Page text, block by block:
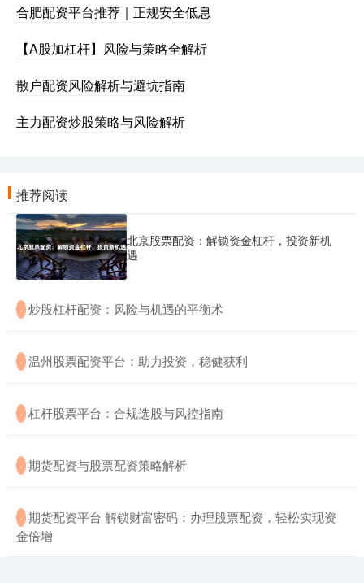
合肥配资平台推荐｜正规安全低息
【A股加杠杆】风险与策略全解析
散户配资风险解析与避坑指南
主力配资炒股策略与风险解析
推荐阅读
北京股票配资：解锁资金杠杆，投资新机
遇
· ​炒股杠杆配资：风险与机遇的平衡术
· ​温州股票配资平台：助力投资，稳健获利
· ​杠杆股票平台：合规选股与风控指南
· ​期货配资与股票配资策略解析
· ​期货配资平台 解锁财富密码：办理股票配资，轻松实现资
金倍增